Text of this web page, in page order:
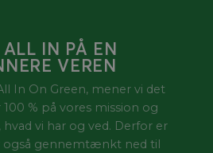
IN PÅ EN
VEREN
In On Green, mener vi det
% på vores mission og
hvad vi har og ved. Derfor er
også gennemtænkt ned til